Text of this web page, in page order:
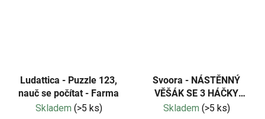
Ludattica - Puzzle 123,
nauč se počítat - Farma
Skladem (>5 ks)
Svoora - NÁSTĚNNÝ
VĚŠÁK SE 3 HÁČKY
VELRYBA
Skladem (>5 ks)